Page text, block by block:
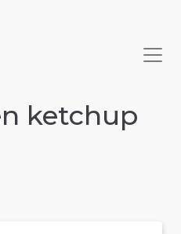
ketchup